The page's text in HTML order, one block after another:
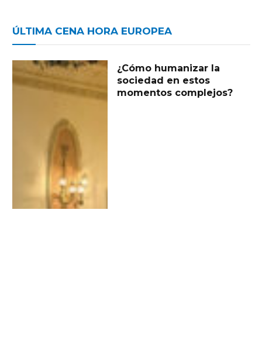
ÚLTIMA CENA HORA EUROPEA
¿Cómo humanizar la
sociedad en estos
momentos complejos?